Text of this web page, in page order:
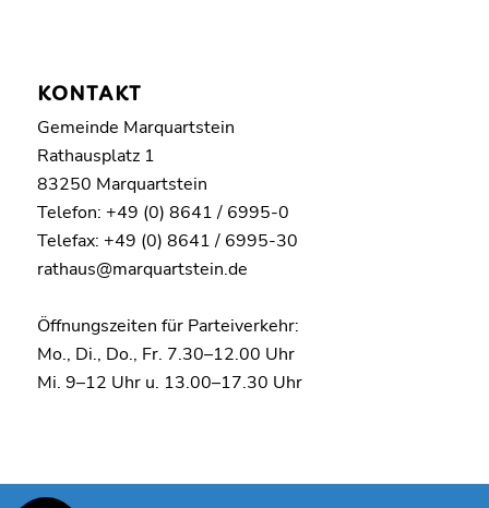
KONTAKT
Gemeinde Marquartstein
Rathausplatz 1
83250 Marquartstein
Telefon: +49 (0) 8641 / 6995-0
Telefax: +49 (0) 8641 / 6995-30
rathaus@marquartstein.de
Öffnungszeiten für Parteiverkehr:
Mo., Di., Do., Fr. 7.30–12.00 Uhr
Mi. 9–12 Uhr u. 13.00–17.30 Uhr